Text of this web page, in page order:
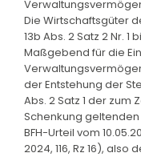
Die Wirtschaftsgüter
13b Abs. 2 Satz 2 Nr.
Maßgebend für die
der Entstehung der
Abs. 2 Satz 1 der
Schenkung geltenden
BFH-Urteil vom
2024, 116, Rz 16), also